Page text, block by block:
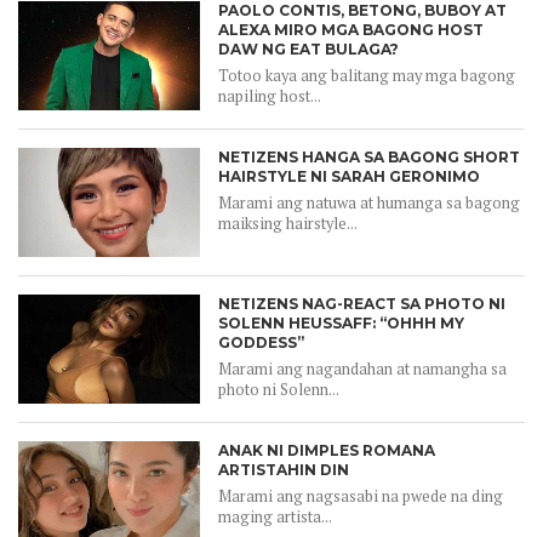
PAOLO CONTIS, BETONG, BUBOY AT
ALEXA MIRO MGA BAGONG HOST
DAW NG EAT BULAGA?
Totoo kaya ang balitang may mga bagong
napiling host...
NETIZENS HANGA SA BAGONG SHORT
HAIRSTYLE NI SARAH GERONIMO
Marami ang natuwa at humanga sa bagong
maiksing hairstyle...
NETIZENS NAG-REACT SA PHOTO NI
SOLENN HEUSSAFF: “OHHH MY
GODDESS”
Marami ang nagandahan at namangha sa
photo ni Solenn...
ANAK NI DIMPLES ROMANA
ARTISTAHIN DIN
Marami ang nagsasabi na pwede na ding
maging artista...